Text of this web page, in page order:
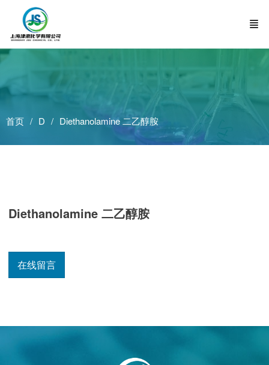
首页 D Diethanolamine 二乙醇胺
Diethanolamine 二乙醇胺
在线留言